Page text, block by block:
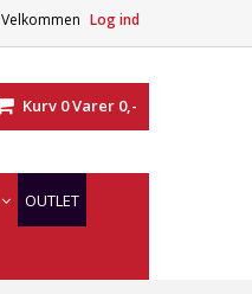
Velkommen Log ind
Kurv 0Varer 0,-
OUTLET